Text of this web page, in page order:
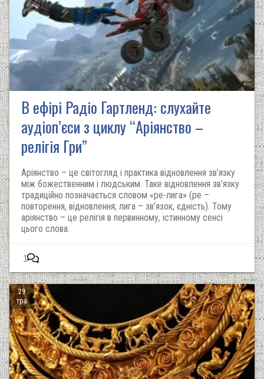
В ефірі Радіо Гартленд: слухайте
аудіоп’єси з циклу “Аріянство –
релігія Гри”
Аріянство – це світогляд і практика відновлення зв’язку
між божественним і людським. Таке відновлення зв’язку
традиційно позначається словом «ре-лига» (ре –
повторення, відновлення; лига – зв’язок, єдність). Тому
аріянство – це релігія в первинному, істинному сенсі
цього слова.
1
29
тра